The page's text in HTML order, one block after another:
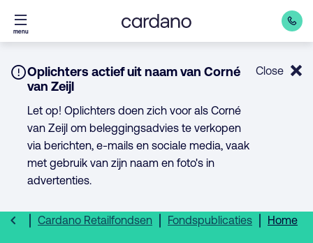
Direct
naar
menu
Notice:
Oplichters actief uit naam van Corné
van Zeijl
Let op! Oplichters doen zich voor als Corné
van Zeijl om beleggingsadvies te verkopen
via berichten, e-mails en sociale media, vaak
met gebruik van zijn naam en foto's in
advertenties.
Close
Home
Fondspublicaties
Cardano Retailfondsen